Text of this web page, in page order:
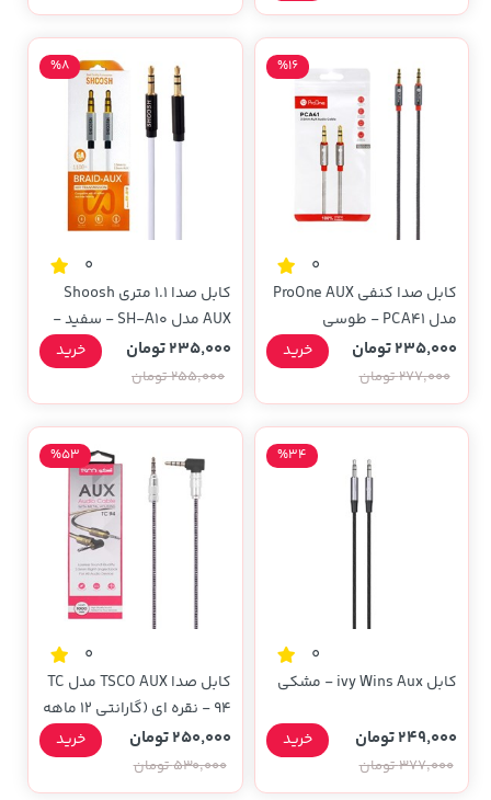
0
کابل صدا کنفی ProOne AUX
مدل PCA41 - طوسی
%16
235,000 تومان
277,000 تومان
خرید
0
کابل صدا 1.1 متری Shoosh
AUX مدل SH-A10 - سفید -
SMO
%8
235,000 تومان
255,000 تومان
خرید
0
کابل ivy Wins Aux - مشکی
%34
249,000 تومان
377,000 تومان
خرید
0
کابل صدا TSCO AUX مدل TC
94 - نقره ای (گارانتی 12 ماهه
TSCO)
%53
250,000 تومان
530,000 تومان
خرید